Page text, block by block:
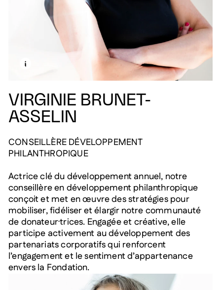
VIRGINIE BRUNET-
ASSELIN
CONSEILLÈRE DÉVELOPPEMENT
PHILANTHROPIQUE
Actrice clé du développement annuel, notre
conseillère en développement philanthropique
conçoit et met en œuvre des stratégies pour
mobiliser, fidéliser et élargir notre communauté
de donateur·trices. Engagée et créative, elle
participe activement au développement des
partenariats corporatifs qui renforcent
l’engagement et le sentiment d’appartenance
envers la Fondation.
EN SAVOIR PLUS SUR CETTE IMAGE
OUVRIR LA MODALE